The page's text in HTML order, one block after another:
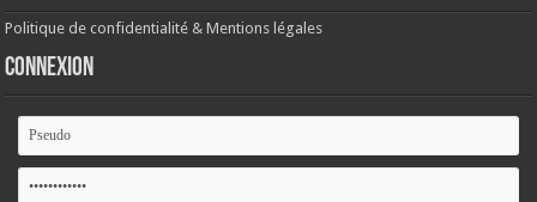
Politique de confidentialité & Mentions légales
Connexion